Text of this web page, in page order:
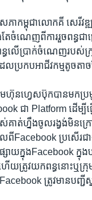
សភា​កម្ពុជា​លោក​គី សេរី
ែ​ចំណេញ​ពី​ការ​រួច​ពន្ធ​ជា​
ន្ធ​លើ​ប្រាក់​ចំណេញ​រប
ប្រកប​អាជីវ​កម្ម​តូច​តាច​
ហ៊ុន​ហ្វេសប៊ុក​បាន​មក​ប្
ជា ​Platform ​ដើម្បី​
ស់​គាត់​ហ្នឹង​ចូល​រង្វង់​មិន​ក្
ប្រសើរ​ជា
ផ្សាយ​ក្នុង​Facebook​ ក្
យ​ត្រូវ​យក​ពន្ធ​នោះ​ឬ​ក្រុ
ត្រូវ​មាន​បញ្ជី​ស្